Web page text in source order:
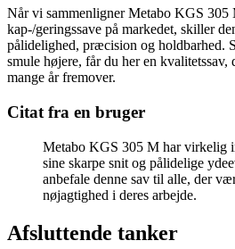
Når vi sammenligner Metabo KGS 305
kap-/geringssave på markedet, skiller
pålidelighed, præcision og holdbarhed.
smule højere, får du her en
mange år fremover.
Citat fra en bruger
Metabo KGS 305 M har virkelig
sine skarpe snit og pålidelige
anbefale denne sav til alle, der
nøjagtighed i deres arbejde.
Afsluttende tanker